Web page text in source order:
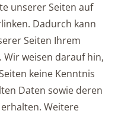
unserer Seiten auf
Dadurch kann
Seiten Ihrem
weisen darauf hin,
keine Kenntnis
Daten sowie deren
Weitere